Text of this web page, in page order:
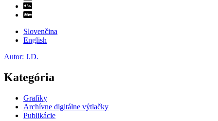
Slovenčina
English
Autor: J.D.
Kategória
Grafiky
Archívne digitálne výtlačky
Publikácie